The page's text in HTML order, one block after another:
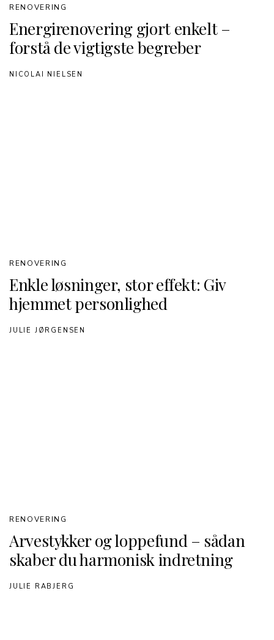
Energirenovering gjort enkelt –
forstå de vigtigste begreber
RENOVERING
NICOLAI NIELSEN
Enkle løsninger, stor effekt: Giv
hjemmet personlighed
RENOVERING
JULIE JØRGENSEN
Arvestykker og loppefund – sådan
skaber du harmonisk indretning
RENOVERING
JULIE RABJERG